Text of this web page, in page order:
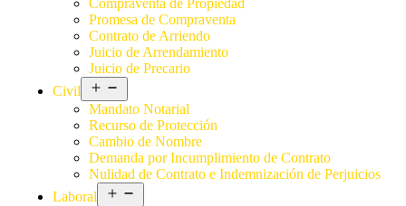
Compraventa de Propiedad
Promesa de Compraventa
Contrato de Arriendo
Juicio de Arrendamiento
Juicio de Precario
Civil
Mandato Notarial
Recurso de Protección
Cambio de Nombre
Demanda por Incumplimiento de Contrato
Nulidad de Contrato e Indemnización de Perjuicios
Laboral